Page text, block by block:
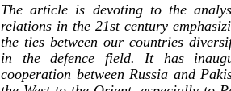
The article is devoting to the
relations in the 21stcentury
the ties between our countries
in the defence field. It has
cooperation between Russia and